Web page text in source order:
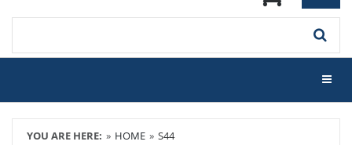
YOU ARE HERE: HOME S44